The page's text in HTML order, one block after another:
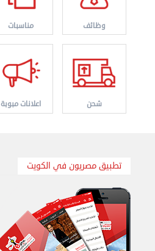
نقل عفش الكويت 50636444 فك وتركيب ايكيا محلي ...
وظائف مناسبات
شحن اعلانات مبوبة
تطبيق مصريون في الكويت